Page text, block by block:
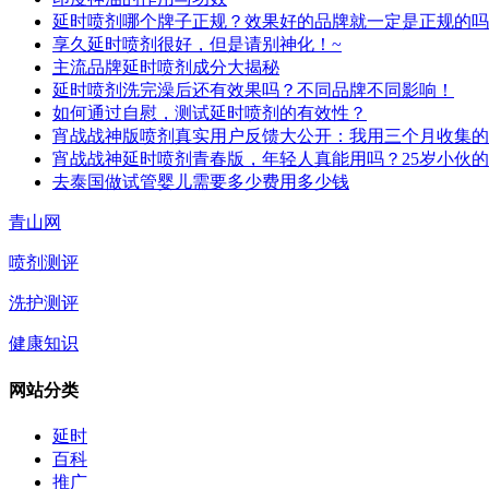
延时喷剂哪个牌子正规？效果好的品牌就一定是正规的吗
享久延时喷剂很好，但是请别神化！~
主流品牌延时喷剂成分大揭秘
延时喷剂洗完澡后还有效果吗？不同品牌不同影响！
如何通过自慰，测试延时喷剂的有效性？
宵战战神版喷剂真实用户反馈大公开：我用三个月收集
宵战战神延时喷剂青春版，年轻人真能用吗？25岁小伙
去泰国做试管婴儿需要多少费用多少钱
青山网
喷剂测评
洗护测评
健康知识
网站分类
延时
百科
推广